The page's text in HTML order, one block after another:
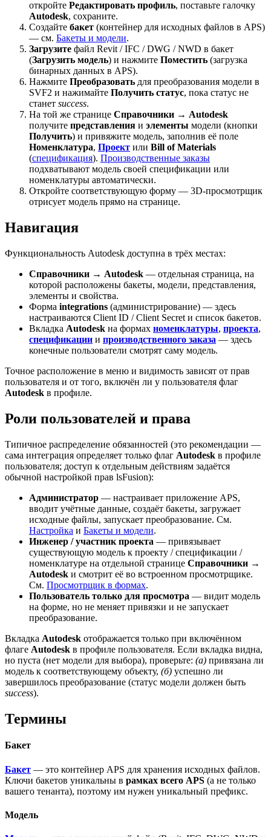
откройте Редактировать профиль, поставьте галочку
Autodesk, сохраните.
Создайте бакет (контейнер для исходных файлов в APS)
— см. Бакеты и модели.
Загрузите файл Revit / IFC / DWG / NWD в бакет
(Загрузить модель) и нажмите Поместить (загрузка
бинарных данных в APS).
Нажмите Преобразовать для преобразования модели в
SVF2 и нажимайте Получить статус, пока статус не
станет success.
На той же странице Справочники → Autodesk
получите представления и элементы модели (кнопки
Получить) и привяжите модель, заполнив её поле
Номенклатура, Проект или Bill of Materials
(спецификация). Производственные заказы
подхватывают модель своей спецификации или
номенклатуры автоматически.
Откройте соответствующую форму — 3D-просмотрщик
отрисует модель прямо на странице.
Навигация
Функциональность Autodesk доступна в трёх местах:
Справочники → Autodesk — отдельная страница, на
которой расположены бакеты, модели, представления,
элементы и свойства.
Форма integrations (администрирование) — здесь
настраиваются Client ID / Client Secret и список бакетов.
Вкладка Autodesk на формах номенклатуры, проекта,
спецификации и производственного заказа — здесь
конечные пользователи смотрят саму модель.
Точное расположение в меню и видимость зависят от прав
пользователя и от того, включён ли у пользователя флаг
Autodesk в профиле.
Роли пользователей и права
Типичное распределение обязанностей (это рекомендации —
сама интеграция определяет только флаг Autodesk в профиле
пользователя; доступ к отдельным действиям задаётся
обычной настройкой прав lsFusion):
Администратор — настраивает приложение APS,
вводит учётные данные, создаёт бакеты, загружает
исходные файлы, запускает преобразование. См.
Настройка и Бакеты и модели.
Инженер / участник проекта — привязывает
существующую модель к проекту / спецификации /
номенклатуре на отдельной странице Справочники →
Autodesk и смотрит её во встроенном просмотрщике.
См. Просмотрщик в формах.
Пользователь только для просмотра — видит модель
на форме, но не меняет привязки и не запускает
преобразование.
Вкладка Autodesk отображается только при включённом
флаге Autodesk в профиле пользователя. Если вкладка видна,
но пуста (нет модели для выбора), проверьте: (а) привязана ли
модель к соответствующему объекту, (б) успешно ли
завершилось преобразование (статус модели должен быть
success).
Термины
Бакет
Бакет — это контейнер APS для хранения исходных файлов.
Ключи бакетов уникальны в рамках всего APS (а не только
вашего тенанта), поэтому им нужен уникальный префикс.
Модель